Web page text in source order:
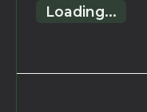
Loading...